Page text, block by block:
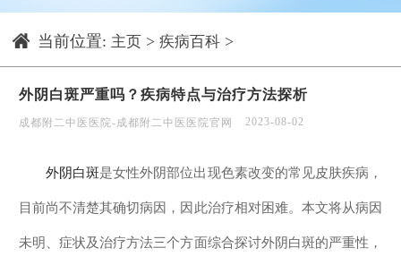
当前位置: 主页 > 疾病百科 >
外阴白斑严重吗？疾病特点与治疗方法探析
成都附二中医医院-成都附二中医医院官网 2023-08-02
外阴白斑是女性外阴部位出现色素改变的常见皮肤疾病，
目前尚不清楚其确切病因，因此治疗相对困难。本文将从病因
未明、症状及治疗方法三个方面综合探讨外阴白斑的严重性，